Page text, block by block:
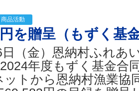
商品活動
を贈呈（もずく基
（金）恩納村ふれあ
年度もずく基金合
ットから恩納村漁業協